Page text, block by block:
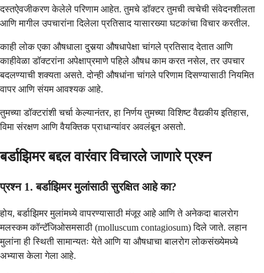
दस्तऐवजीकरण केलेले परिणाम आहेत. तुमचे डॉक्टर तुमची त्वचेची संवेदनशीलता
आणि मागील उपचारांना दिलेला प्रतिसाद यासारख्या घटकांचा विचार करतील.
काही लोक एका औषधाला दुसर्‍या औषधापेक्षा चांगले प्रतिसाद देतात आणि
काहीवेळा डॉक्टरांना अपेक्षाप्रमाणे पहिले औषध काम करत नसेल, तर उपचार
बदलण्याची शक्यता असते. दोन्ही औषधांना चांगले परिणाम दिसण्यासाठी नियमित
वापर आणि संयम आवश्यक आहे.
तुमच्या डॉक्टरांशी चर्चा केल्यानंतर, हा निर्णय तुमच्या विशिष्ट वैद्यकीय इतिहास,
विमा संरक्षण आणि वैयक्तिक प्राधान्यांवर अवलंबून असतो.
बर्डाझिमर बद्दल वारंवार विचारले जाणारे प्रश्न
प्रश्न 1. बर्डाझिमर मुलांसाठी सुरक्षित आहे का?
होय, बर्डाझिमर मुलांमध्ये वापरण्यासाठी मंजूर आहे आणि ते अनेकदा बालरोग
मलस्कम कॉन्टॅजिओसमसाठी (molluscum contagiosum) दिले जाते. लहान
मुलांना ही स्थिती सामान्यतः येते आणि या औषधाचा बालरोग लोकसंख्येमध्ये
अभ्यास केला गेला आहे.